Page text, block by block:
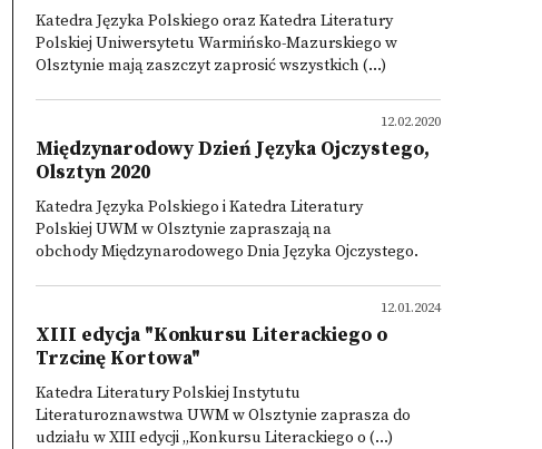
Katedra Języka Polskiego oraz Katedra Literatury
Polskiej Uniwersytetu Warmińsko-Mazurskiego w
Olsztynie mają zaszczyt zaprosić wszystkich (...)
12.02.2020
Międzynarodowy Dzień Języka Ojczystego,
Olsztyn 2020
Katedra Języka Polskiego i Katedra Literatury
Polskiej UWM w Olsztynie zapraszają na
obchody Międzynarodowego Dnia Języka Ojczystego.
12.01.2024
XIII edycja "Konkursu Literackiego o
Trzcinę Kortowa"
Katedra Literatury Polskiej Instytutu
Literaturoznawstwa UWM w Olsztynie zaprasza do
udziału w XIII edycji „Konkursu Literackiego o (...)